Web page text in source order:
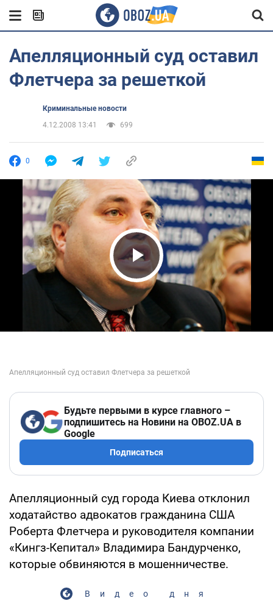
Апелляционный суд оставил
Флетчера за решеткой
Криминальные новости
4.12.2008 13:41
699
0
Play Video
Будьте первыми в курсе главного –
подпишитесь на Новини на OBOZ.UA в
Google
Подписаться
Апелляционный суд города Киева отклонил
ходатайство адвокатов гражданина США
Роберта Флетчера и руководителя компании
«Кингз-Кепитал» Владимира Бандурченко,
которые обвиняются в мошенничестве.
Видео дня